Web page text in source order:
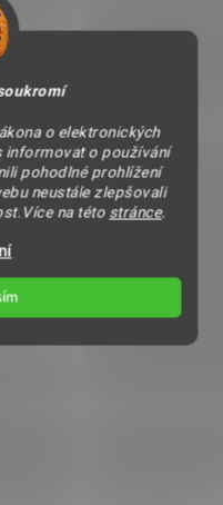
o elektronických
informovat o používání
pohodlné prohlížení
neustále zlepšovali
na této stránce.